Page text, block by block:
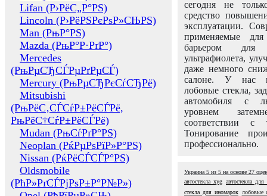
Lifan (Р›РёС„Р°РЅ)
Lincoln (Р›РёРЅРєРѕР»СЊРЅ)
Man (РњР°РЅ)
Mazda (РњР°Р·РґР°)
Mercedes
(РњРµСЂСЃРµРґРµСЃ)
Mercury (РњРµСЂРєСѓСЂРё)
Mitsubishi
(РњРёС‚СЃСѓР±РёСЃРё,
РњРёС†СѓР±РёСЃРё)
Mudan (РњСѓРґР°РЅ)
Neoplan (РќРµРѕРїР»Р°РЅ)
Nissan (РќРёСЃСЃР°РЅ)
Oldsmobile
(РћР»РґСЃРјРѕР±Р°Р№Р»)
сегодня не
средство
эксплуатации.
применяемые
барьером для
ультрафиолета,
даже немного
салоне. У нас
лобовые стекла,
автомобиля с
уровнем
соответствии с
Тонирование
профессионально.
Украина 5 из 5 на основе 27
автостекла xyg автостекла
стекла для иномарок
лобовые